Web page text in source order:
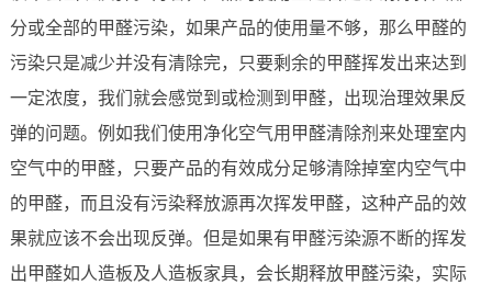
分或全部的甲醛污染，如果产品的使用量不够，那么甲醛的
污染只是减少并没有清除完，只要剩余的甲醛挥发出来达到
一定浓度，我们就会感觉到或检测到甲醛，出现治理效果反
弹的问题。例如我们使用净化空气用甲醛清除剂来处理室内
空气中的甲醛，只要产品的有效成分足够清除掉室内空气中
的甲醛，而且没有污染释放源再次挥发甲醛，这种产品的效
果就应该不会出现反弹。但是如果有甲醛污染源不断的挥发
出甲醛如人造板及人造板家具，会长期释放甲醛污染，实际